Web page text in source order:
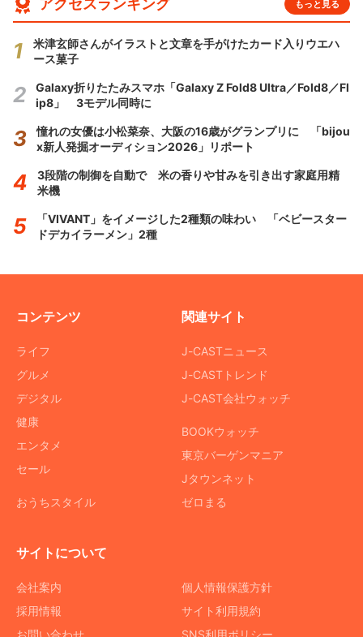
アクセスランキング もっと見る
米津玄師さんがイラストと文章を手がけたカード入りウエハ
ース菓子
Galaxy折りたたみスマホ「Galaxy Z Fold8 Ultra／Fold8／Fl
ip8」 3モデル同時に
憧れの女優は小松菜奈、大阪の16歳がグランプリに 「bijou
x新人発掘オーディション2026」リポート
3段階の制御を自動で 米の香りや甘みを引き出す家庭用精
米機
「VIVANT」をイメージした2種類の味わい 「ベビースター
ドデカイラーメン」2種
コンテンツ
ライフ
グルメ
デジタル
健康
エンタメ
セール
おうちスタイル
関連サイト
J-CASTニュース
J-CASTトレンド
J-CAST会社ウォッチ
BOOKウォッチ
東京バーゲンマニア
Jタウンネット
ゼロまる
サイトについて
会社案内
採用情報
個人情報保護方針
サイト利用規約